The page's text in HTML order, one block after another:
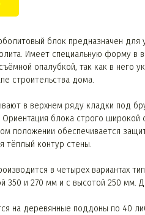
блок предназначен для
Имеет специальную форму в
опалубкой, так как в него
строительства дома.
в верхнем ряду кладки под
Ориентация блока строго широкой
положении обеспечивается
тёплый контур стены.
в четырех вариантах
350 и 270 мм и с высотой 250 мм.
на деревянные поддоны по 40